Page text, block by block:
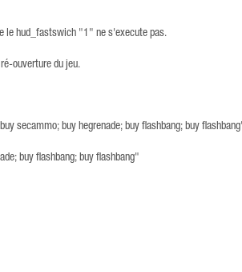
le hud_fastswich "1" ne s'execute pas.
ouverture du jeu.
secammo; buy hegrenade; buy flashbang; buy
buy flashbang; buy flashbang"